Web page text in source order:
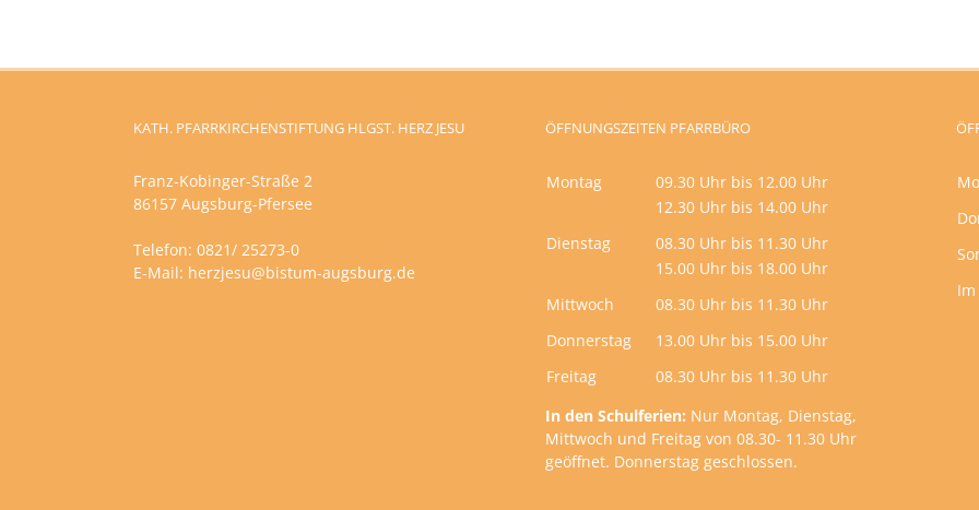
KATH. PFARRKIRCHENSTIFTUNG HLGST. HERZ JESU
Franz-Kobinger-Straße 2
86157 Augsburg-Pfersee
Telefon: 0821/ 25273-0
E-Mail: herzjesu@bistum-augsburg.de
ÖFFNUNGSZEITEN PFARRBÜRO
Montag
09.30 Uhr bis 12.00 Uhr
12.30 Uhr bis 14.00 Uhr
Dienstag
08.30 Uhr bis 11.30 Uhr
15.00 Uhr bis 18.00 Uhr
Mittwoch
08.30 Uhr bis 11.30 Uhr
Donnerstag
13.00 Uhr bis 15.00 Uhr
Freitag
08.30 Uhr bis 11.30 Uhr
In den Schulferien: Nur Montag, Dienstag,
Mittwoch und Freitag von 08.30- 11.30 Uhr
geöffnet. Donnerstag geschlossen.